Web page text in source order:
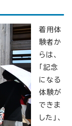
着用体
験者か
らは、
「記念
になる
体験が
できま
した」、